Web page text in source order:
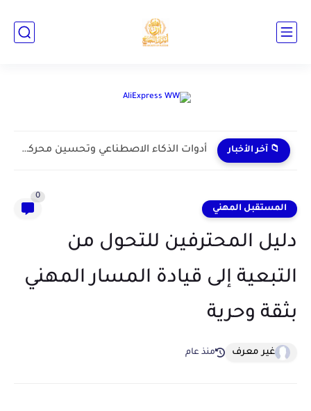
📁 آخر الأخبار الفيديو القصير في 2026: لماذا يتفوق المحتوى العفوي على الاحترافي
المستقبل المهني
0
دليل المحترفين للتحول من
التبعية إلى قيادة المسار المهني
بثقة وحرية
غير معرف منذ عام